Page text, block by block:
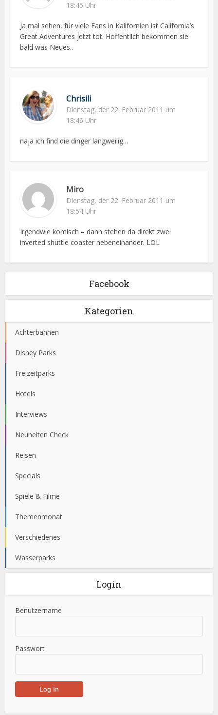
18:45 Uhr
Ja mal sehen, für viele Fans in Kalifornien ist California’s
Great Adventures jetzt tot. Hoffentlich bekommen sie
bald was Neues..
Chrisili
Dienstag, der 22. Februar 2011 um
18:46 Uhr
naja ich find die dinger langweilig…
Miro
Dienstag, der 22. Februar 2011 um
18:54 Uhr
Irgendwie komisch – dann stehen da direkt zwei
inverted shuttle coaster nebeneinander. LOL
Facebook
Kategorien
Achterbahnen
Disney Parks
Freizeitparks
Hotels
Interviews
Neuheiten Check
Reisen
Specials
Spiele & Filme
Themenmonat
Verschiedenes
Wasserparks
Login
Benutzername
Passwort